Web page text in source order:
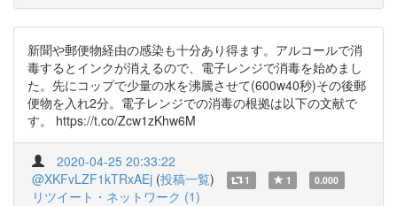
新聞や郵便物経由の感染も十分あり得ます。アルコールで消
毒するとインクが消えるので、電子レンジで消毒を始めまし
た。先にコップで少量の水を沸騰させて(600w40秒)その後郵
便物を入れ2分。電子レンジでの消毒の根拠は以下の文献で
す。 https://t.co/Zcw1zKhw6M
2020-04-25 20:33:22
@XKFvLZF1kTRxAEj (投稿一覧) 1 1 0.000
リツイート・ネットワーク (1)